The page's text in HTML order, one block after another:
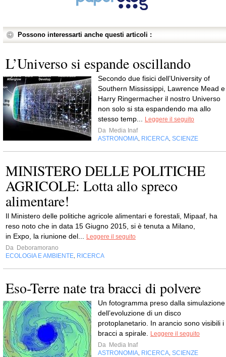
Possono interessarti anche questi articoli :
L’Universo si espande oscillando
Secondo due fisici dell’University of
Southern Mississippi, Lawrence Mead e
Harry Ringermacher il nostro Universo
non solo si sta espandendo ma allo
stesso temp...
Leggere il seguito
Da Media Inaf
ASTRONOMIA RICERCA SCIENZE
MINISTERO DELLE POLITICHE
AGRICOLE: Lotta allo spreco
alimentare!
Il Ministero delle politiche agricole alimentari e forestali, Mipaaf, ha
reso noto che in data 15 Giugno 2015, si è tenuta a Milano,
in Expo, la riunione del...
Leggere il seguito
Da Deboramorano
ECOLOGIA E AMBIENTE RICERCA
Eso-Terre nate tra bracci di polvere
Un fotogramma preso dalla simulazione
dell’evoluzione di un disco
protoplanetario. In arancio sono visibili i
bracci a spirale.
Leggere il seguito
Da Media Inaf
ASTRONOMIA RICERCA SCIENZE